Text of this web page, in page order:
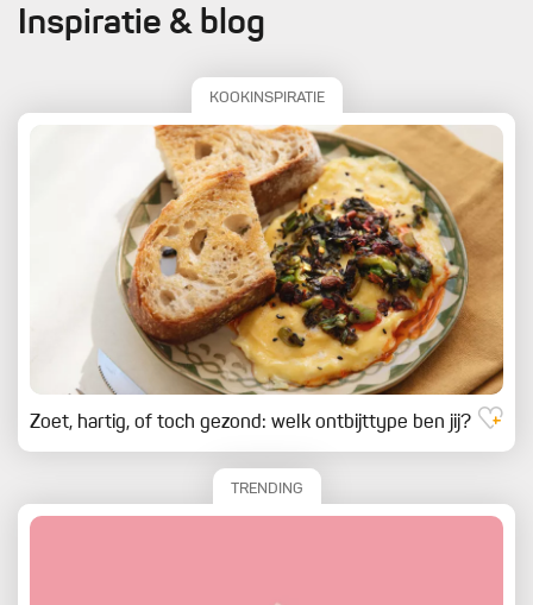
Inspiratie & blog
KOOKINSPIRATIE
Zoet, hartig, of toch gezond: welk ontbijttype ben jij?
TRENDING